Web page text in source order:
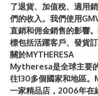
了退貨、加值稅、適用
們的收入。我們使用
直銷和佣金銷售的影響
標包括活躍客戶、發貨
關於MYTHERESA
Mytheresa是全球主要
往130多個國家和地區
一家精品店，2006年在